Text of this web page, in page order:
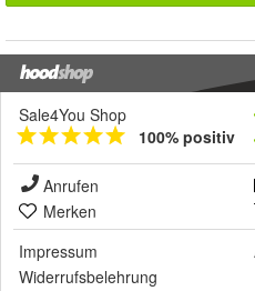
Sale4You Shop
100% positiv
Anrufen
Merken
Impressum
Widerrufsbelehrung